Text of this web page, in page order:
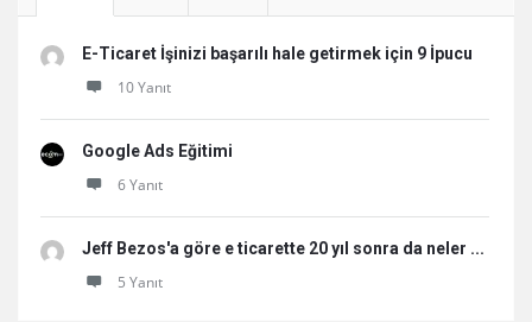
E-Ticaret İşinizi başarılı hale getirmek için 9 İpucu
10 Yanıt
Google Ads Eğitimi
6 Yanıt
Jeff Bezos'a göre e ticarette 20 yıl sonra da neler ...
5 Yanıt